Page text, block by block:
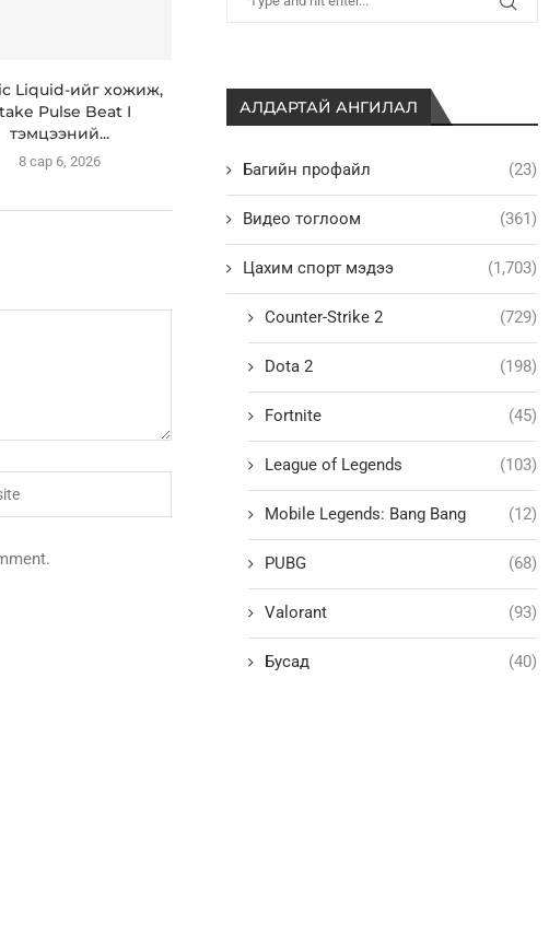
Liquid-ийг хожиж,
Pulse Beat I
тэмцээний...
8 сар 6, 2026
АЛДАРТАЙ АНГИЛАЛ
Багийн профайл (23)
Видео тоглоом (361)
Цахим спорт мэдээ (1,703)
Counter-Strike 2 (729)
Dota 2 (198)
Fortnite (45)
League of Legends (103)
Mobile Legends: Bang Bang (12)
PUBG (68)
Valorant (93)
Бусад (40)